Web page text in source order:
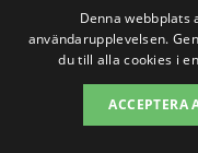
Björkfors
Hörby
Mjölby
Denna
användarupplevelsen.
du till alla cookies i
ACCEPTERA